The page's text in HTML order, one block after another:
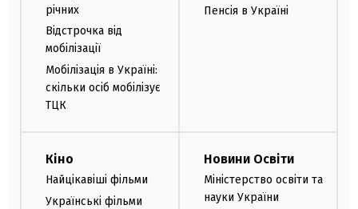
річних
Відстрочка від
мобілізації
Мобілізація в Україні:
скільки осіб мобілізує
ТЦК
Пенсія в Україні
Кіно
Найцікавіші фільми
Українські фільми
Новини Освіти
Міністерство освіти та
науки України